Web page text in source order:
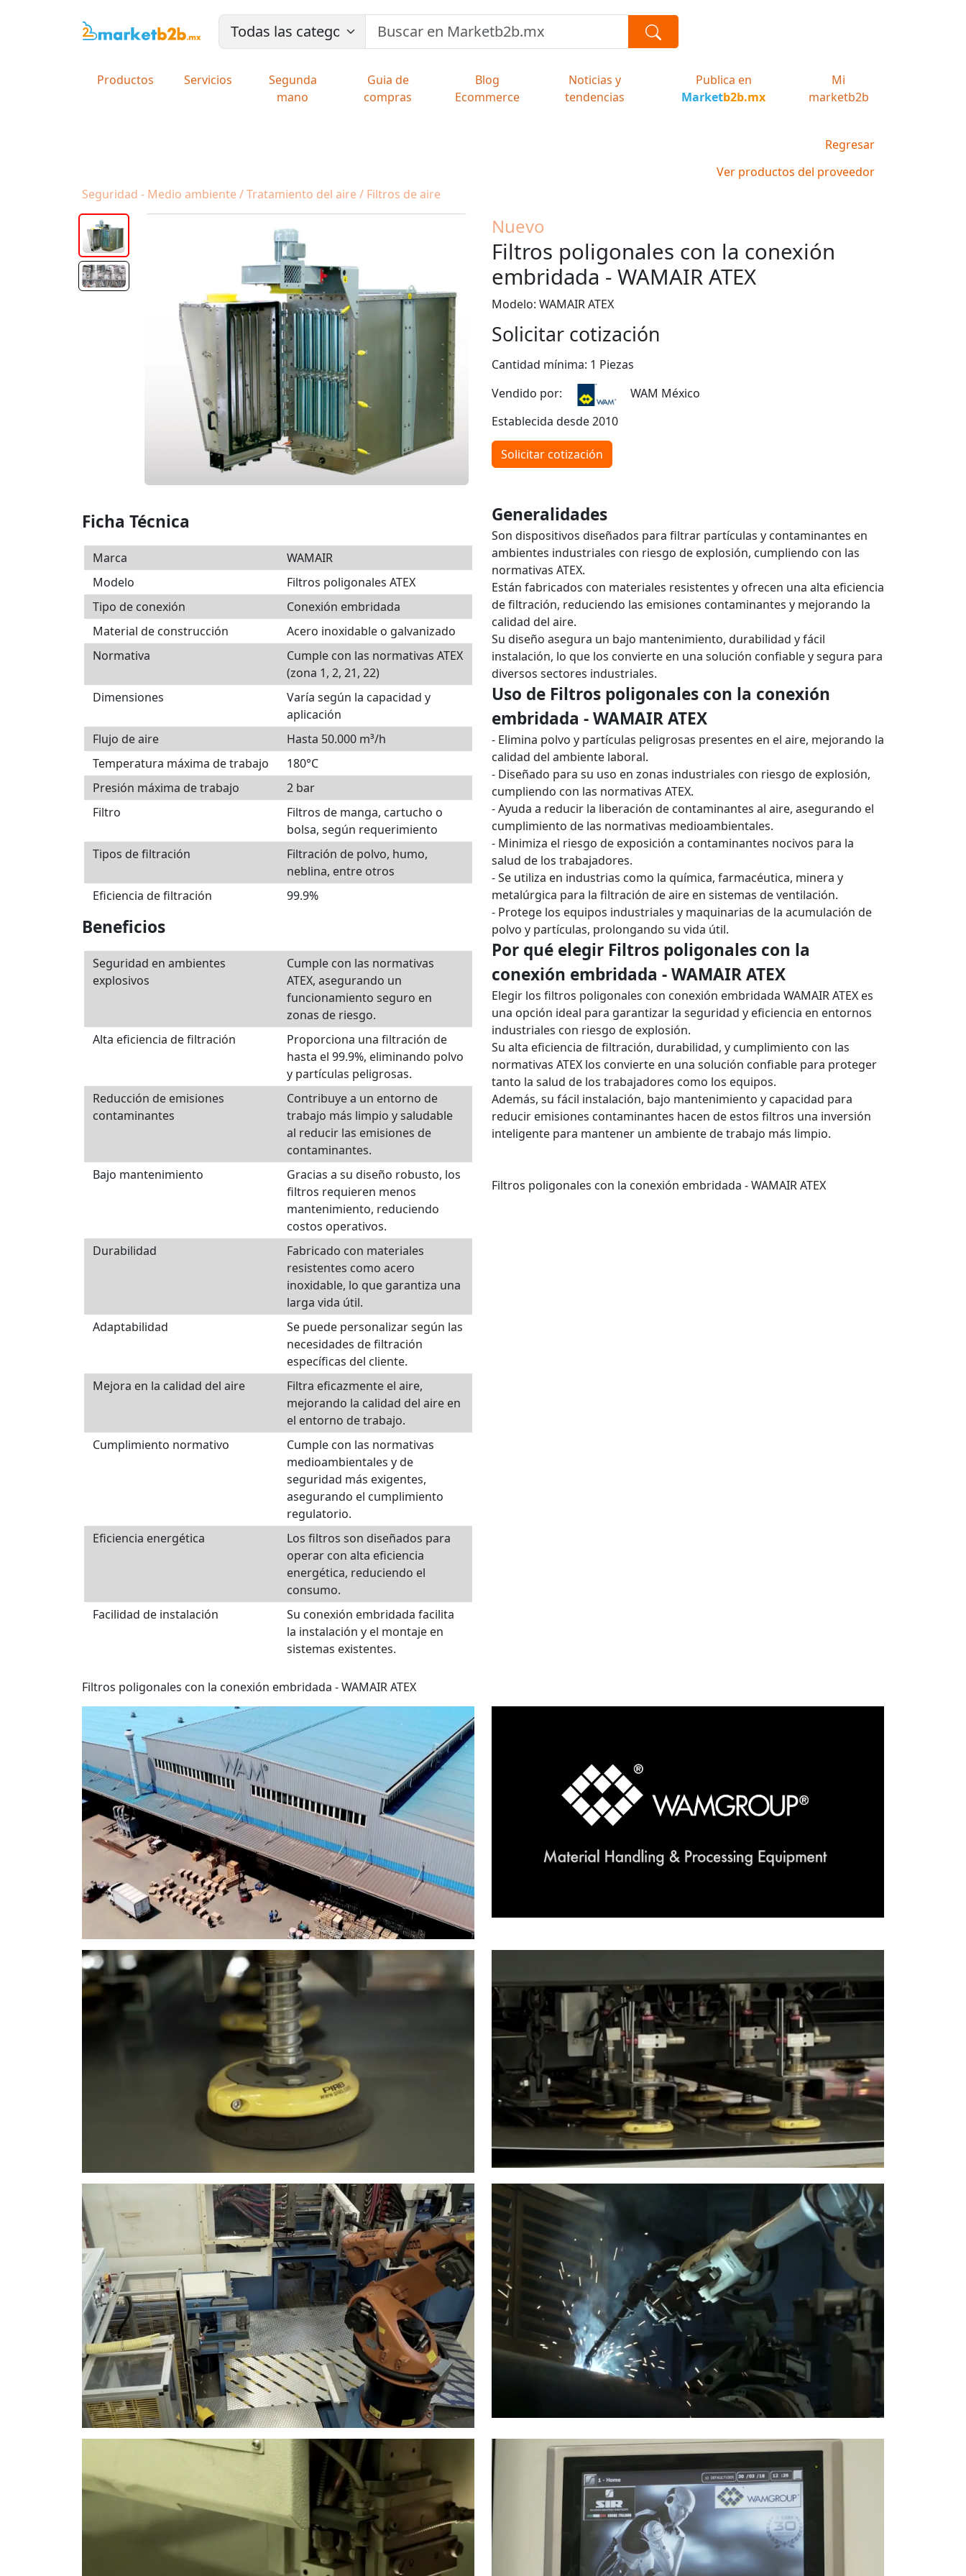
Productos Servicios
Segunda
mano
Guia de
compras
Blog
Ecommerce
Noticias y
tendencias
Publica en
Marketb2b.mx
Mi
marketb2b
Regresar
Ver productos del proveedor
Seguridad - Medio ambiente / Tratamiento del aire / Filtros de aire
Nuevo
Filtros poligonales con la conexión
embridada - WAMAIR ATEX
Modelo: WAMAIR ATEX
Solicitar cotización
Cantidad mínima: 1 Piezas
Vendido por:
WAM México
Establecida desde 2010
Solicitar cotización
Ficha Técnica
Marca
WAMAIR
Modelo
Filtros poligonales ATEX
Tipo de conexión
Conexión embridada
Material de construcción
Acero inoxidable o galvanizado
Normativa
Cumple con las normativas ATEX
(zona 1, 2, 21, 22)
Dimensiones
Varía según la capacidad y
aplicación
Flujo de aire
Hasta 50.000 m³/h
Temperatura máxima de trabajo
180°C
Presión máxima de trabajo
2 bar
Filtro
Filtros de manga, cartucho o
bolsa, según requerimiento
Tipos de filtración
Filtración de polvo, humo,
neblina, entre otros
Eficiencia de filtración
99.9%
Beneficios
Seguridad en ambientes
explosivos
Cumple con las normativas
ATEX, asegurando un
funcionamiento seguro en
zonas de riesgo.
Alta eficiencia de filtración
Proporciona una filtración de
hasta el 99.9%, eliminando polvo
y partículas peligrosas.
Reducción de emisiones
contaminantes
Contribuye a un entorno de
trabajo más limpio y saludable
al reducir las emisiones de
contaminantes.
Bajo mantenimiento
Gracias a su diseño robusto, los
filtros requieren menos
mantenimiento, reduciendo
costos operativos.
Durabilidad
Fabricado con materiales
resistentes como acero
inoxidable, lo que garantiza una
larga vida útil.
Adaptabilidad
Se puede personalizar según las
necesidades de filtración
específicas del cliente.
Mejora en la calidad del aire
Filtra eficazmente el aire,
mejorando la calidad del aire en
el entorno de trabajo.
Cumplimiento normativo
Cumple con las normativas
medioambientales y de
seguridad más exigentes,
asegurando el cumplimiento
regulatorio.
Eficiencia energética
Los filtros son diseñados para
operar con alta eficiencia
energética, reduciendo el
consumo.
Facilidad de instalación
Su conexión embridada facilita
la instalación y el montaje en
sistemas existentes.
Filtros poligonales con la conexión embridada - WAMAIR ATEX
Generalidades
Son dispositivos diseñados para filtrar partículas y contaminantes en
ambientes industriales con riesgo de explosión, cumpliendo con las
normativas ATEX.
Están fabricados con materiales resistentes y ofrecen una alta eficiencia
de filtración, reduciendo las emisiones contaminantes y mejorando la
calidad del aire.
Su diseño asegura un bajo mantenimiento, durabilidad y fácil
instalación, lo que los convierte en una solución confiable y segura para
diversos sectores industriales.
Uso de Filtros poligonales con la conexión
embridada - WAMAIR ATEX
- Elimina polvo y partículas peligrosas presentes en el aire, mejorando la
calidad del ambiente laboral.
- Diseñado para su uso en zonas industriales con riesgo de explosión,
cumpliendo con las normativas ATEX.
- Ayuda a reducir la liberación de contaminantes al aire, asegurando el
cumplimiento de las normativas medioambientales.
- Minimiza el riesgo de exposición a contaminantes nocivos para la
salud de los trabajadores.
- Se utiliza en industrias como la química, farmacéutica, minera y
metalúrgica para la filtración de aire en sistemas de ventilación.
- Protege los equipos industriales y maquinarias de la acumulación de
polvo y partículas, prolongando su vida útil.
Por qué elegir Filtros poligonales con la
conexión embridada - WAMAIR ATEX
Elegir los filtros poligonales con conexión embridada WAMAIR ATEX es
una opción ideal para garantizar la seguridad y eficiencia en entornos
industriales con riesgo de explosión.
Su alta eficiencia de filtración, durabilidad, y cumplimiento con las
normativas ATEX los convierte en una solución confiable para proteger
tanto la salud de los trabajadores como los equipos.
Además, su fácil instalación, bajo mantenimiento y capacidad para
reducir emisiones contaminantes hacen de estos filtros una inversión
inteligente para mantener un ambiente de trabajo más limpio.
Filtros poligonales con la conexión embridada - WAMAIR ATEX